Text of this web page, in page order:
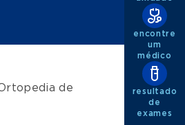
de
encontre
um
médico
resultado
de
exames